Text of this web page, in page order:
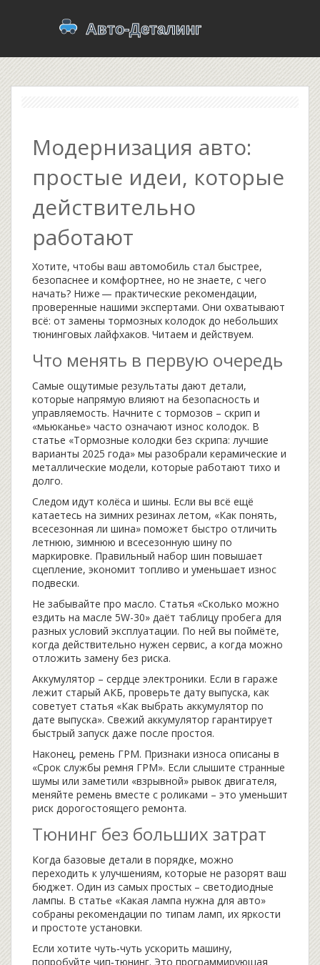
Модернизация авто:
простые идеи, которые
действительно
работают
Хотите, чтобы ваш автомобиль стал быстрее,
безопаснее и комфортнее, но не знаете, с чего
начать? Ниже — практические рекомендации,
проверенные нашими экспертами. Они охватывают
всё: от замены тормозных колодок до небольших
тюнинговых лайфхаков. Читаем и действуем.
Что менять в первую очередь
Самые ощутимые результаты дают детали,
которые напрямую влияют на безопасность и
управляемость. Начните с тормозов – скрип и
«мьюканье» часто означают износ колодок. В
статье «Тормозные колодки без скрипа: лучшие
варианты 2025 года» мы разобрали керамические и
металлические модели, которые работают тихо и
долго.
Следом идут колёса и шины. Если вы всё ещё
катаетесь на зимних резинах летом, «Как понять,
всесезонная ли шина» поможет быстро отличить
летнюю, зимнюю и всесезонную шину по
маркировке. Правильный набор шин повышает
сцепление, экономит топливо и уменьшает износ
подвески.
Не забывайте про масло. Статья «Сколько можно
ездить на масле 5W-30» даёт таблицу пробега для
разных условий эксплуатации. По ней вы поймёте,
когда действительно нужен сервис, а когда можно
отложить замену без риска.
Аккумулятор – сердце электроники. Если в гараже
лежит старый АКБ, проверьте дату выпуска, как
советует статья «Как выбрать аккумулятор по
дате выпуска». Свежий аккумулятор гарантирует
быстрый запуск даже после простоя.
Наконец, ремень ГРМ. Признаки износа описаны в
«Срок службы ремня ГРМ». Если слышите странные
шумы или заметили «взрывной» рывок двигателя,
меняйте ремень вместе с роликами – это уменьшит
риск дорогостоящего ремонта.
Тюнинг без больших затрат
Когда базовые детали в порядке, можно
переходить к улучшениям, которые не разорят ваш
бюджет. Один из самых простых – светодиодные
лампы. В статье «Какая лампа нужна для авто»
собраны рекомендации по типам ламп, их яркости
и простоте установки.
Если хотите чуть‑чуть ускорить машину,
попробуйте чип‑тюнинг. Это программирующая